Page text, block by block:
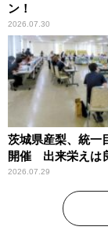
ン！
2026.07.30
茨城県産梨、統一
開催 出来栄えは
2026.07.29